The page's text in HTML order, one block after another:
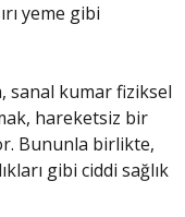
yeme gibi
sanal kumar fiziksel
hareketsiz bir
Bununla birlikte,
gibi ciddi sağlık